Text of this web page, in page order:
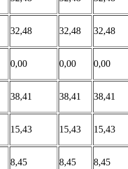
32,48 32,48 32,48
0,00 0,00 0,00
38,41 38,41 38,41
15,43 15,43 15,43
8,45 8,45 8,45